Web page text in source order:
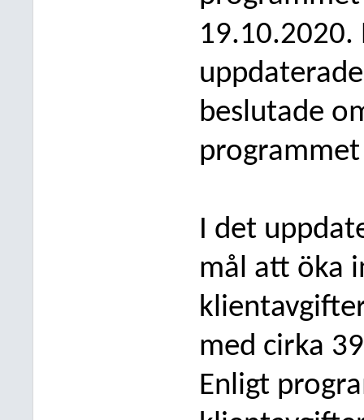
19.10.2020.
beslutade
I det
mål att öka
med cirka
Enligt